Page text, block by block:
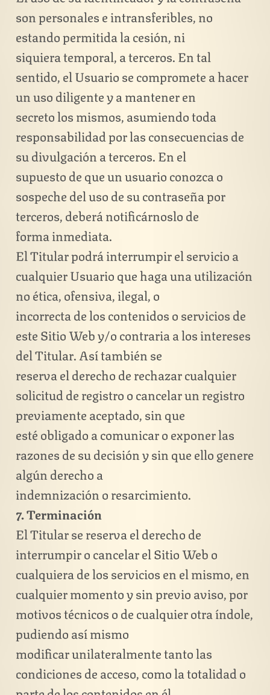
son personales e intransferibles, no
estando permitida la cesión, ni
siquiera temporal, a terceros. En tal
sentido, el Usuario se compromete a hacer
un uso diligente y a mantener en
secreto los mismos, asumiendo toda
responsabilidad por las consecuencias de
su divulgación a terceros. En el
supuesto de que un usuario conozca o
sospeche del uso de su contraseña por
terceros, deberá notificárnoslo de
forma inmediata.
El Titular podrá interrumpir el servicio a
cualquier Usuario que haga una utilización
no ética, ofensiva, ilegal, o
incorrecta de los contenidos o servicios de
este Sitio Web y/o contraria a los intereses
del Titular. Así también se
reserva el derecho de rechazar cualquier
solicitud de registro o cancelar un registro
previamente aceptado, sin que
esté obligado a comunicar o exponer las
razones de su decisión y sin que ello genere
algún derecho a
indemnización o resarcimiento.
7. Terminación
El Titular se reserva el derecho de
interrumpir o cancelar el Sitio Web o
cualquiera de los servicios en el mismo, en
cualquier momento y sin previo aviso, por
motivos técnicos o de cualquier otra índole,
pudiendo así mismo
modificar unilateralmente tanto las
condiciones de acceso, como la totalidad o